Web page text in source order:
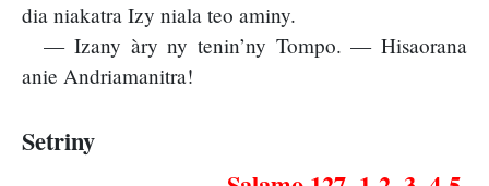
dia niakatra Izy niala teo aminy.
— Izany àry ny tenin’ny Tompo. — Hisaorana
anie Andriamanitra!
Setriny